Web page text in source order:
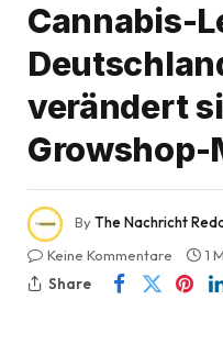
Cannabis-
verändert
Growshop-
ByThe Nachricht
Keine Kommentare
1
Share